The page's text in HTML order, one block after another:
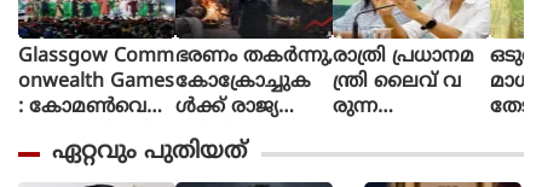
Glassgow Comm
onwealth Games
: കോമൺവെൽ
ഗ്ലാസ്ഗോയിൽ
ഭരണം തകര്‍ന്നു,
കോക്രോച്ചുക
ള്‍ക്ക് രാജ്യത്തെ
മറിച്ചിടാന്‍ ക
ഴിയും:
രാത്രി പ്രധാനമ
ന്ത്രി ലൈവ് വ
രുന്ന
ലീവ് പ്ര
ഏറ്റവും പുതിയത്